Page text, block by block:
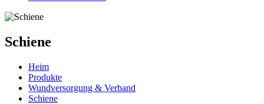
Schiene
Heim
Produkte
Wundversorgung & Verband
Schiene